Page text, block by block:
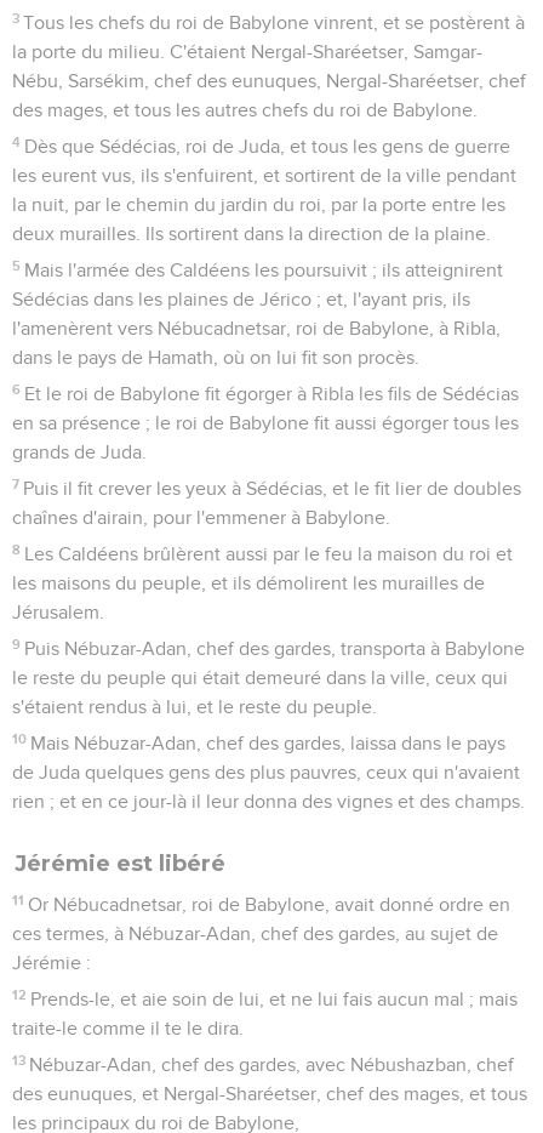
3 Tous les chefs du roi de Babylone vinrent, et se postèrent à
la porte du milieu. C'étaient Nergal-Sharéetser, Samgar-
Nébu, Sarsékim, chef des eunuques, Nergal-Sharéetser, chef
des mages, et tous les autres chefs du roi de Babylone.
4 Dès que Sédécias, roi de Juda, et tous les gens de guerre
les eurent vus, ils s'enfuirent, et sortirent de la ville pendant
la nuit, par le chemin du jardin du roi, par la porte entre les
deux murailles. Ils sortirent dans la direction de la plaine.
5 Mais l'armée des Caldéens les poursuivit ; ils atteignirent
Sédécias dans les plaines de Jérico ; et, l'ayant pris, ils
l'amenèrent vers Nébucadnetsar, roi de Babylone, à Ribla,
dans le pays de Hamath, où on lui fit son procès.
6 Et le roi de Babylone fit égorger à Ribla les fils de Sédécias
en sa présence ; le roi de Babylone fit aussi égorger tous les
grands de Juda.
7 Puis il fit crever les yeux à Sédécias, et le fit lier de doubles
chaînes d'airain, pour l'emmener à Babylone.
8 Les Caldéens brûlèrent aussi par le feu la maison du roi et
les maisons du peuple, et ils démolirent les murailles de
Jérusalem.
9 Puis Nébuzar-Adan, chef des gardes, transporta à Babylone
le reste du peuple qui était demeuré dans la ville, ceux qui
s'étaient rendus à lui, et le reste du peuple.
10 Mais Nébuzar-Adan, chef des gardes, laissa dans le pays
de Juda quelques gens des plus pauvres, ceux qui n'avaient
rien ; et en ce jour-là il leur donna des vignes et des champs.
Jérémie est libéré
11 Or Nébucadnetsar, roi de Babylone, avait donné ordre en
ces termes, à Nébuzar-Adan, chef des gardes, au sujet de
Jérémie :
12 Prends-le, et aie soin de lui, et ne lui fais aucun mal ; mais
traite-le comme il te le dira.
13 Nébuzar-Adan, chef des gardes, avec Nébushazban, chef
des eunuques, et Nergal-Sharéetser, chef des mages, et tous
les principaux du roi de Babylone,